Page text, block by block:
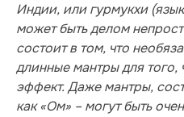
Индии, или гурмукхи
может быть делом
состоит в том, что
длинные мантры для
эффект. Даже мантры,
как «Ом» – могут быть